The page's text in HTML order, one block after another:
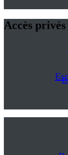
Accès privés